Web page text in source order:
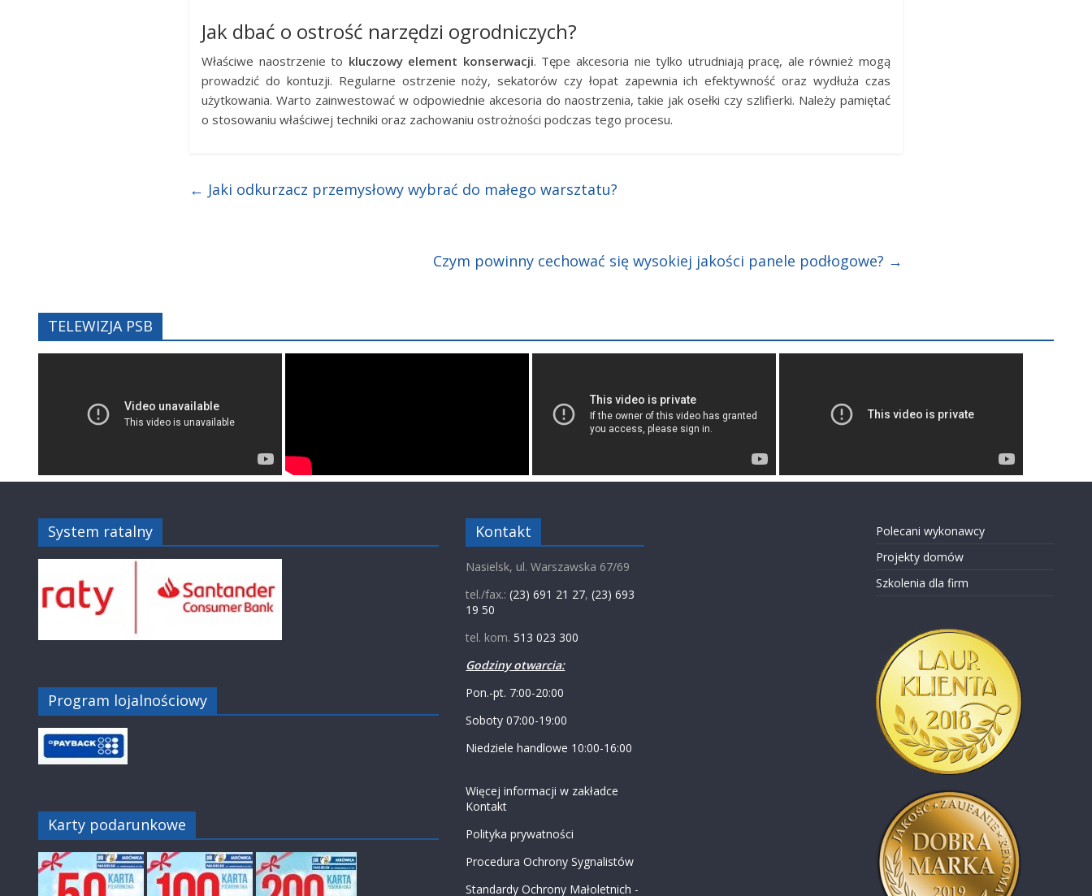
Jak dbać o ostrość narzędzi ogrodniczych?
Właściwe naostrzenie to kluczowy element konserwacji. Tępe akcesoria nie tylko utrudniają pracę, ale również mogą
prowadzić do kontuzji. Regularne ostrzenie noży, sekatorów czy łopat zapewnia ich efektywność oraz wydłuża czas
użytkowania. Warto zainwestować w odpowiednie akcesoria do naostrzenia, takie jak osełki czy szlifierki. Należy pamiętać
o stosowaniu właściwej techniki oraz zachowaniu ostrożności podczas tego procesu.
← Jaki odkurzacz przemysłowy wybrać do małego warsztatu?
Czym powinny cechować się wysokiej jakości panele podłogowe? →
TELEWIZJA PSB
System ratalny
Program lojalnościowy
Karty podarunkowe
Kontakt
Nasielsk, ul. Warszawska 67/69
tel./fax.:(23) 691 21 27,(23) 693
19 50
tel. kom.513 023 300
Godziny otwarcia:
Pon.-pt. 7:00-20:00
Soboty 07:00-19:00
Niedziele handlowe 10:00-16:00
Więcej informacji w zakładce
Kontakt
Polityka prywatności
Procedura Ochrony Sygnalistów
Standardy Ochrony Małoletnich -
Polecani wykonawcy
Projekty domów
Szkolenia dla firm